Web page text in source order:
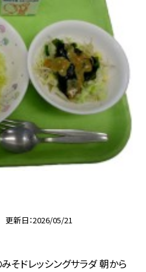
更新日 2026/05/21
そドレッシングサラダ 朝から